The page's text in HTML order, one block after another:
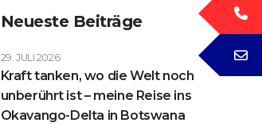
Neueste Beiträge
Kraft tanken, wo die Welt noch
unberührt ist – meine Reise ins
Okavango-Delta in Botswana
29. JULI 2026